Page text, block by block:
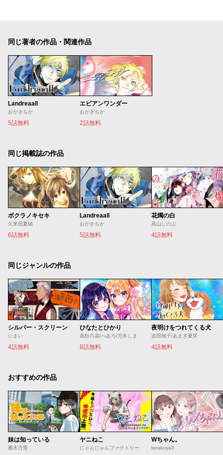
同じ著者の作品・関連作品
Landreaall
おがきちか
5話無料
エビアンワンダー
おがきちか
2話無料
同じ掲載誌の作品
ボクラノキセキ
久米田夏緒
6話無料
Landreaall
おがきちか
5話無料
花燭の白
高山しのぶ
4話無料
同じジャンルの作品
シルバー・スクリーン
いまい
4話無料
ひなたとひかり
高杉六花/べあろ/万冬しま
8話無料
夜明けをつれてくる犬
吉田桃子/あまぎ夏芽
4話無料
おすすめの作品
妹は知っている
雁木万里
ヤニねこ
にゃんにゃんファクトリー
Wちゃん。
terakoya3